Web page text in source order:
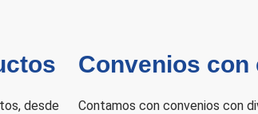
desde
Convenios con
Contamos con convenios con